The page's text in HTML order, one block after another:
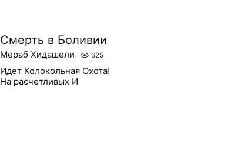
Смерть в Боливии
Мераб Хидашели 625
Идет Колокольная Охота!
На расчетливых И